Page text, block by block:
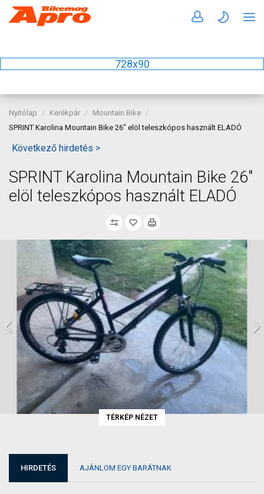
728x90
Nyitólap Kerékpár
Mountain Bike
SPRINT Karolina Mountain Bike 26" elöl teleszkópos használt ELADÓ
Következő hirdetés >
SPRINT Karolina Mountain Bike 26"
elöl teleszkópos használt ELADÓ
TÉRKÉP NÉZET
HIRDETÉS AJÁNLOM EGY BARÁTNAK